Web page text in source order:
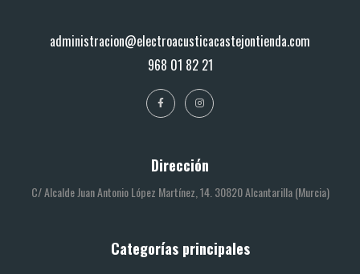
administracion@electroacusticacastejontienda.com
968 01 82 21
Dirección
C/ Alcalde Juan Antonio López Martínez, 14. 30820 Alcantarilla (Murcia)
Categorías principales